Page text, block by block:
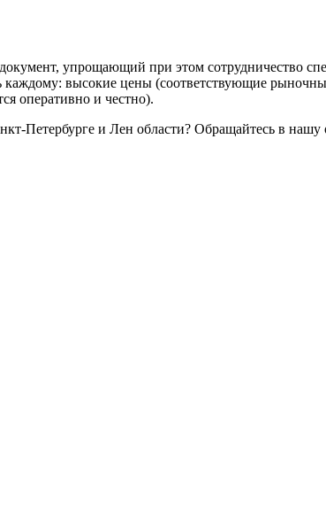
упрощающий при этом сотрудничество
каждому: высокие цены (соответствующие
оперативно и честно).
Петербурге и Лен области? Обращайтесь в